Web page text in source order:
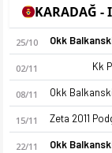
KARADAĞ -
25/10
02/11 Kk
08/11
15/11
22/11